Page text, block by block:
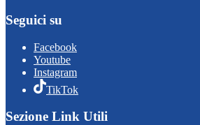
Seguici su
Facebook
Youtube
Instagram
TikTok
Sezione Link Utili